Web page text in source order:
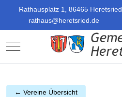
Rathausplatz 1, 86465 Heretsried
rathaus@heretsried.de
Mobile Menu Toggle
← Vereine Übersicht